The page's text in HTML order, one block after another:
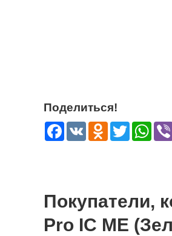
Поделиться!
Facebook
VK Odnoklassniki
Twitter
Покупатели,
Pro IC ME